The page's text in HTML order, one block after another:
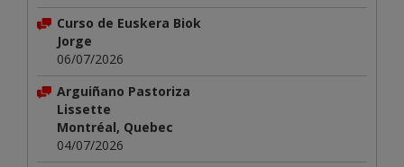
Curso de Euskera Biok
Jorge
06/07/2026
Arguiñano Pastoriza
Lissette
Montréal, Quebec
04/07/2026